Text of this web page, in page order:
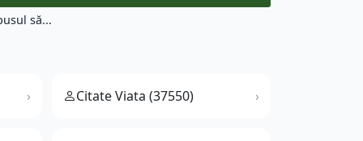
să...
Citate Viata (37550)